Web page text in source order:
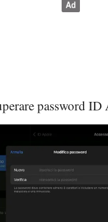
password ID